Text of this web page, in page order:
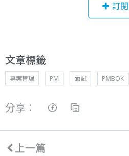
訂閱
文章標籤
專案管理 PM 面試 PMBOK
分享：
上一篇